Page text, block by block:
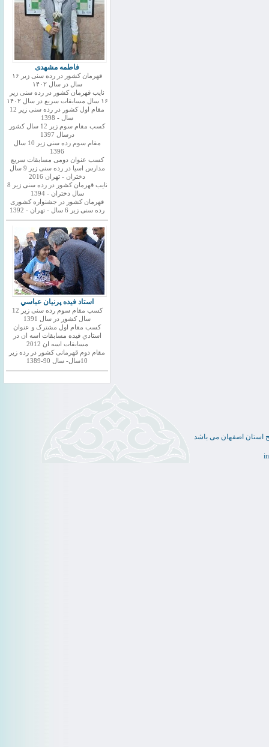
فاطمه مشهدی
قهرمان کشور در رده سنی زیر ۱۶
سال در سال ۱۴۰۲
نایب قهرمان کشور در رده سنی زیر
۱۶ سال مسابقات سریع در سال ۱۴۰۲
مقام اول کشور در رده سنی زیر 12
سال - 1398
کسب مقام سوم زیر 12 سال کشور
درسال 1397
مقام سوم رده سنی زیر 10 سال
1396
کسب عنوان دومی مسابقات سریع
مدارس اسیا در رده سنی زیر 9 سال
دختران - تهران 2016
نایب قهرمان کشور در رده سنی زیر 8
سال دختران - 1394
قهرمان کشور در جشنواره کشوری
رده سنی زیر 6 سال - تهران - 1392
استاد فيده پرنيان عباسي
کسب مقام سوم رده سنی زیر 12
سال کشور در سال 1391
کسب مقام اول مشترک و عنوان
استادي فيده مسابقات اسه ان در
مسابقات اسه ان 2012
مقام دوم قهرمانی کشور در رده زیر
10سال- سال 90-1389
استان اصفهان می باشد